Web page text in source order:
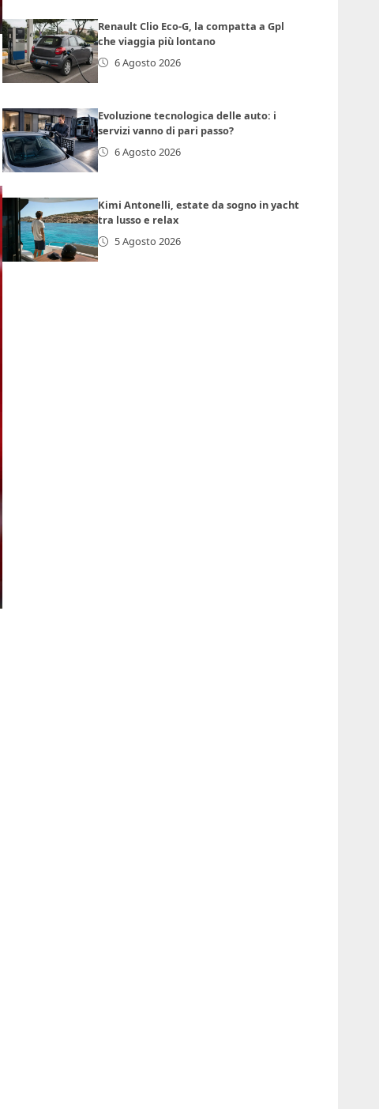
Renault Clio Eco-G, la compatta a Gpl
che viaggia più lontano
6 Agosto 2026
Evoluzione tecnologica delle auto: i
servizi vanno di pari passo?
6 Agosto 2026
Kimi Antonelli, estate da sogno in yacht
tra lusso e relax
5 Agosto 2026